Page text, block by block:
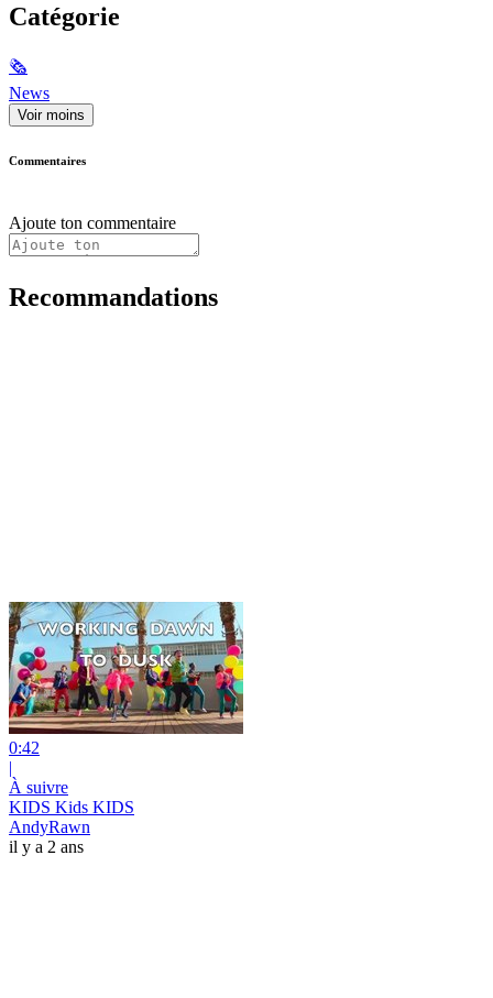
Catégorie
🗞
News
Voir moins
Commentaires
Ajoute ton commentaire
Recommandations
0:42
|
À suivre
KIDS Kids KIDS
AndyRawn
il y a 2 ans